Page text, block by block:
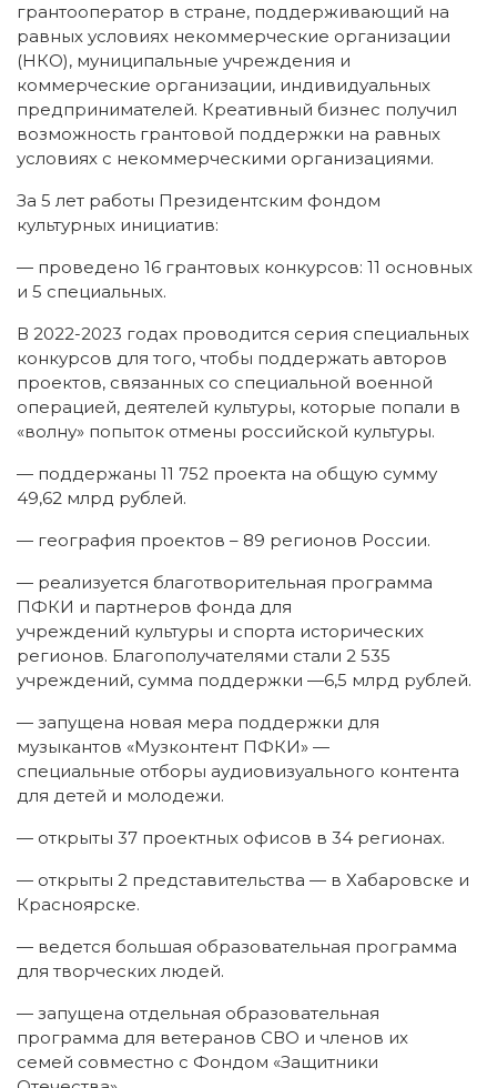
грантооператор в стране, поддерживающий на
равных условиях некоммерческие организации
(НКО), муниципальные учреждения и
коммерческие организации, индивидуальных
предпринимателей. Креативный бизнес получил
возможность грантовой поддержки на равных
условиях с некоммерческими организациями.
За 5 лет работы Президентским фондом
культурных инициатив:
— проведено 16 грантовых конкурсов: 11 основных
и 5 специальных.
В 2022-2023 годах проводится серия специальных
конкурсов для того, чтобы поддержать авторов
проектов, связанных со специальной военной
операцией, деятелей культуры, которые попали в
«волну» попыток отмены российской культуры.
— поддержаны 11 752 проекта на общую сумму
49,62 млрд рублей.
— география проектов – 89 регионов России.
— реализуется благотворительная программа
ПФКИ и партнеров фонда для
учреждений культуры и спорта исторических
регионов. Благополучателями стали 2 535
учреждений, сумма поддержки —6,5 млрд рублей.
— запущена новая мера поддержки для
музыкантов «Музконтент ПФКИ» —
специальные отборы аудиовизуального контента
для детей и молодежи.
— открыты 37 проектных офисов в 34 регионах.
— открыты 2 представительства — в Хабаровске и
Красноярске.
— ведется большая образовательная программа
для творческих людей.
— запущена отдельная образовательная
программа для ветеранов СВО и членов их
семей совместно с Фондом «Защитники